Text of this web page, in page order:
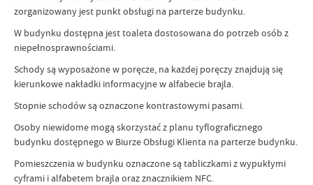
zorganizowany jest punkt obsługi na parterze budynku.
W budynku dostępna jest toaleta dostosowana do potrzeb osób z
niepełnosprawnościami.
Schody są wyposażone w poręcze, na każdej poręczy znajdują się
kierunkowe nakładki informacyjne w alfabecie brajla.
Stopnie schodów są oznaczone kontrastowymi pasami.
Osoby niewidome mogą skorzystać z planu tyflograficznego
budynku dostępnego w Biurze Obsługi Klienta na parterze budynku.
Pomieszczenia w budynku oznaczone są tabliczkami z wypukłymi
cyframi i alfabetem brajla oraz znacznikiem NFC.